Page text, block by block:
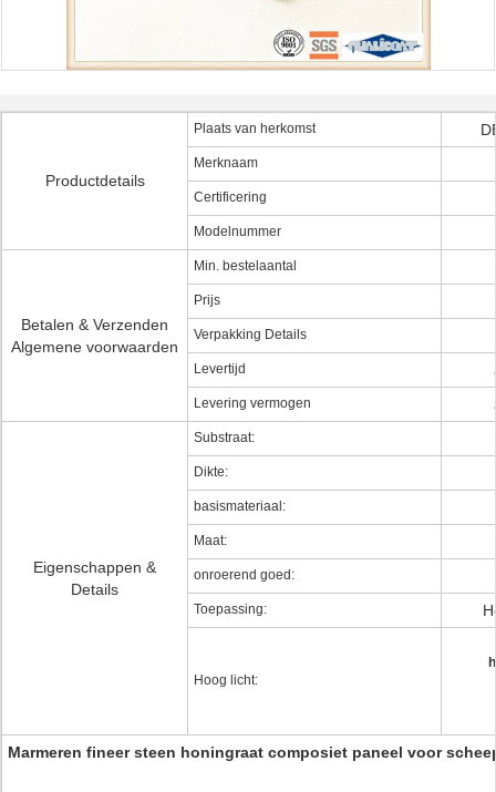
Productdetails
Plaats van herkomst
Merknaam
Certificering
Modelnummer
Betalen & Verzenden
Algemene voorwaarden
Min. bestelaantal
Prijs
Verpakking Details
Levertijd
Levering vermogen
Eigenschappen &
Details
Substraat:
Dikte:
basismateriaal:
Maat:
onroerend goed:
Toepassing:
Hoog licht:
Marmeren fineer steen honingraat composiet paneel voor